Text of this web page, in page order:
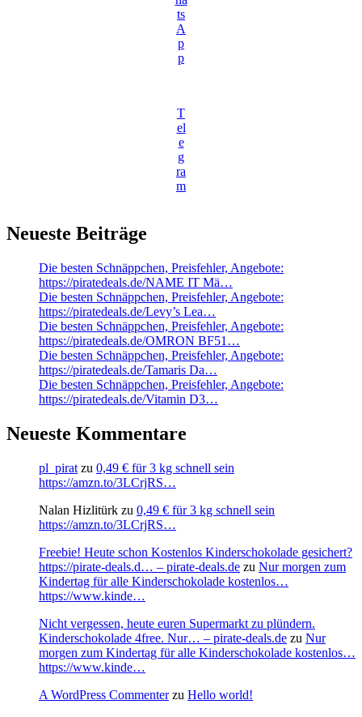
ts
A
p
p
T
el
e
g
ra
m
Neueste Beiträge
Die besten Schnäppchen, Preisfehler, Angebote:
https://piratedeals.de/NAME IT Mä…
Die besten Schnäppchen, Preisfehler, Angebote:
https://piratedeals.de/Levy’s Lea…
Die besten Schnäppchen, Preisfehler, Angebote:
https://piratedeals.de/OMRON BF51…
Die besten Schnäppchen, Preisfehler, Angebote:
https://piratedeals.de/Tamaris Da…
Die besten Schnäppchen, Preisfehler, Angebote:
https://piratedeals.de/Vitamin D3…
Neueste Kommentare
pl_pirat zu 0,49 € für 3 kg schnell sein
https://amzn.to/3LCrjRS…
Nalan Hizlitürk zu 0,49 € für 3 kg schnell sein
https://amzn.to/3LCrjRS…
Freebie! Heute schon Kostenlos Kinderschokolade gesichert?
https://pirate-deals.d… – pirate-deals.de zu Nur morgen zum
Kindertag für alle Kinderschokolade kostenlos…
https://www.kinde…
Nicht vergessen, heute euren Supermarkt zu plündern.
Kinderschokolade 4free. Nur… – pirate-deals.de zu Nur
morgen zum Kindertag für alle Kinderschokolade kostenlos…
https://www.kinde…
A WordPress Commenterzu Hello world!